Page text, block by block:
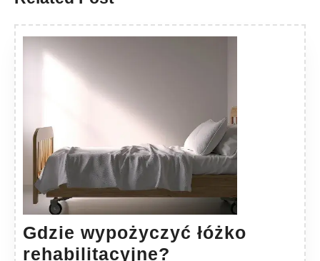
Gdzie wypożyczyć łóżko
rehabilitacyjne?